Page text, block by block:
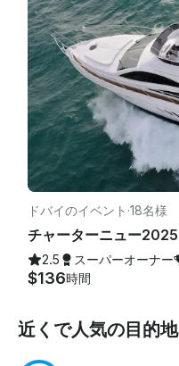
ドバイのイベント ·18名様
2.5 スーパーオーナー
$136時間
近くで人気の目的地